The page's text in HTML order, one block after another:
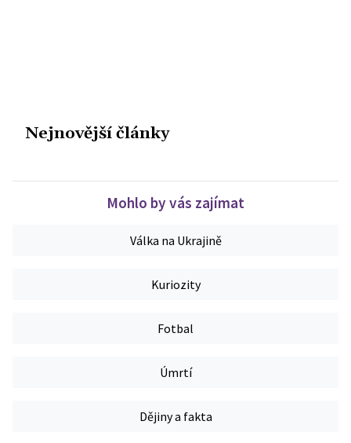
Nejnovější články
Mohlo by vás zajímat
Válka na Ukrajině
Kuriozity
Fotbal
Úmrtí
Dějiny a fakta